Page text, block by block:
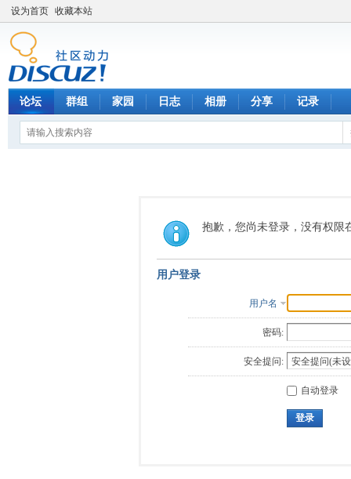
设为首页 收藏本站
论坛 群组 家园 日志 相册 分享 记录
抱歉，您尚未登录，没有权限
用户登录
用户名
密码:
安全提问:
自动登录
登录